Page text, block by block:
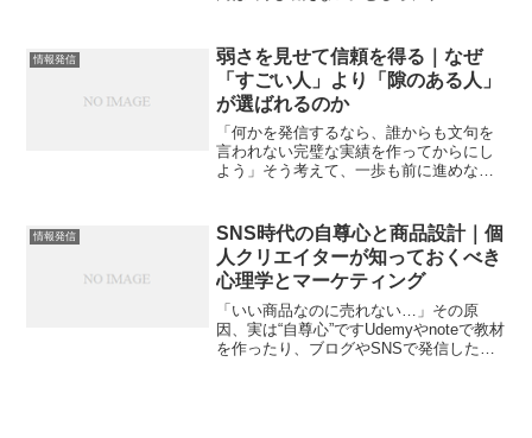
たがそんな状況に陥っているとしたら、
まずは深く息を吐いてく...
情報発信
弱さを見せて信頼を得る｜なぜ
「すごい人」より「隙のある人」
が選ばれるのか
「何かを発信するなら、誰からも文句を
言われない完璧な実績を作ってからにし
よう」そう考えて、一歩も前に進めなく
があります。3年前、意気揚々とブログを
始めたものの、わずか...
情報発信
SNS時代の自尊心と商品設計｜個
人クリエイターが知っておくべき
心理学とマーケティング
「いい商品なのに売れない…」その原
因、実は“自尊心”ですUdemyやnoteで教材
を作ったり、ブログやSNSで発信したり